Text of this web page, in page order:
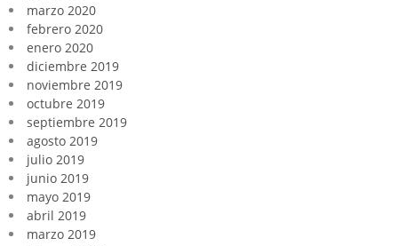
marzo 2020
febrero 2020
enero 2020
diciembre 2019
noviembre 2019
octubre 2019
septiembre 2019
agosto 2019
julio 2019
junio 2019
mayo 2019
abril 2019
marzo 2019